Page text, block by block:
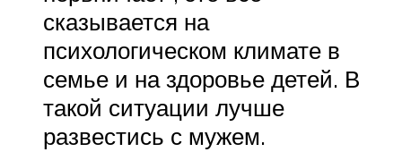
сказывается на
психологическом климате в
семье и на здоровье детей. В
такой ситуации лучше
развестись с мужем.